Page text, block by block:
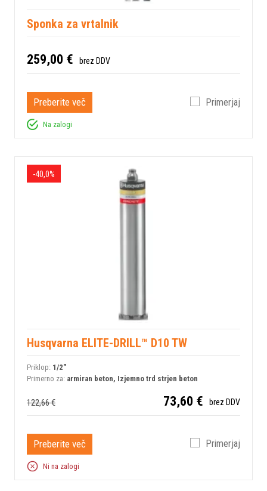
Sponka za vrtalnik
259,00 € brez DDV
Preberite več Primerjaj
Na zalogi
-40,0%
Husqvarna ELITE-DRILL™ D10 TW
Priklop: 1/2"
Primerno za: armiran beton, Izjemno trd strjen beton
122,66 € 73,60 € brez DDV
Preberite več Primerjaj
Ni na zalogi